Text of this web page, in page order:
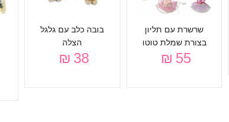
שרשרת עם תליון
בצורת שמלת טוטו
55 ₪
בובה כלב עם גלגל
הצלה
38 ₪